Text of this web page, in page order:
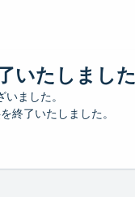
いたしました
ました。
終了いたしました。